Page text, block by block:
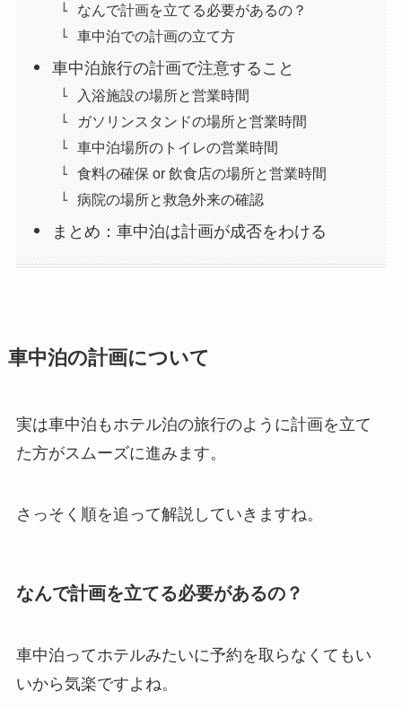
なんで計画を立てる必要があるの？
車中泊での計画の立て方
車中泊旅行の計画で注意すること
入浴施設の場所と営業時間
ガソリンスタンドの場所と営業時間
車中泊場所のトイレの営業時間
食料の確保 or 飲食店の場所と営業時間
病院の場所と救急外来の確認
まとめ：車中泊は計画が成否をわける
車中泊の計画について
実は車中泊もホテル泊の旅行のように計画を立て
た方がスムーズに進みます。
さっそく順を追って解説していきますね。
なんで計画を立てる必要があるの？
車中泊ってホテルみたいに予約を取らなくてもい
いから気楽ですよね。